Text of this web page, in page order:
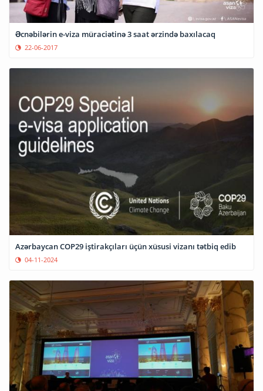
Əcnəbilərin e-viza müraciətinə 3 saat ərzində baxılacaq
22-06-2017
Azərbaycan COP29 iştirakçıları üçün xüsusi vizanı tətbiq edib
04-11-2024